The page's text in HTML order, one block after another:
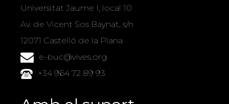
Universitat Jaume I, local 10
Av. de Vicent Sos Baynat, s/n
12071 Castelló de la Plana
e-buc@vives.org
+34 964 72 89 93